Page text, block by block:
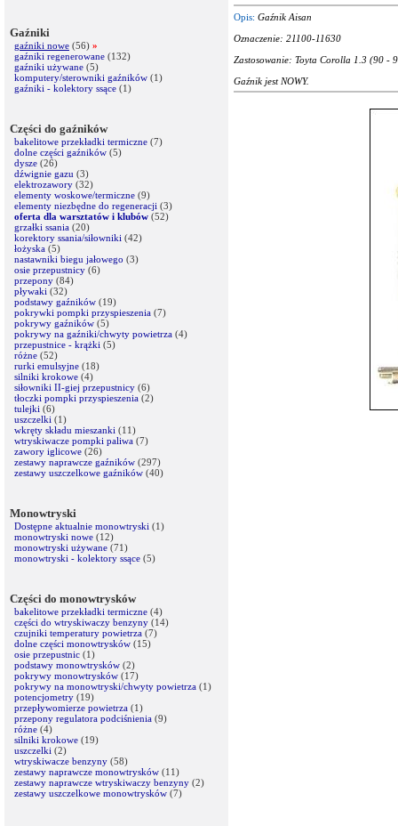
Gaźniki
gaźniki nowe (56) »
gaźniki regenerowane (132)
gaźniki używane (5)
komputery/sterowniki gaźników (1)
gaźniki - kolektory ssące (1)
Części do gaźników
bakelitowe przekładki termiczne (7)
dolne części gaźników (5)
dysze (26)
dźwignie gazu (3)
elektrozawory (32)
elementy woskowe/termiczne (9)
elementy niezbędne do regeneracji (3)
oferta dla warsztatów i klubów (52)
grzałki ssania (20)
korektory ssania/siłowniki (42)
łożyska (5)
nastawniki biegu jałowego (3)
osie przepustnicy (6)
przepony (84)
pływaki (32)
podstawy gaźników (19)
pokrywki pompki przyspieszenia (7)
pokrywy gaźników (5)
pokrywy na gaźniki/chwyty powietrza (4)
przepustnice - krążki (5)
różne (52)
rurki emulsyjne (18)
silniki krokowe (4)
siłowniki II-giej przepustnicy (6)
tłoczki pompki przyspieszenia (2)
tulejki (6)
uszczelki (1)
wkręty składu mieszanki (11)
wtryskiwacze pompki paliwa (7)
zawory iglicowe (26)
zestawy naprawcze gaźników (297)
zestawy uszczelkowe gaźników (40)
Monowtryski
Dostępne aktualnie monowtryski (1)
monowtryski nowe (12)
monowtryski używane (71)
monowtryski - kolektory ssące (5)
Części do monowtrysków
bakelitowe przekładki termiczne (4)
części do wtryskiwaczy benzyny (14)
czujniki temperatury powietrza (7)
dolne części monowtrysków (15)
osie przepustnic (1)
podstawy monowtrysków (2)
pokrywy monowtrysków (17)
pokrywy na monowtryski/chwyty powietrza (1)
potencjometry (19)
przepływomierze powietrza (1)
przepony regulatora podciśnienia (9)
różne (4)
silniki krokowe (19)
uszczelki (2)
wtryskiwacze benzyny (58)
zestawy naprawcze monowtrysków (11)
zestawy naprawcze wtryskiwaczy benzyny (2)
zestawy uszczelkowe monowtrysków (7)
Opis: Gaźnik Aisan
Oznaczenie: 21100-11630
Zastosowanie: Toyta Corolla 1.3 (90 -
Gaźnik jest NOWY.